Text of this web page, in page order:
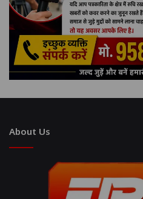
About Us